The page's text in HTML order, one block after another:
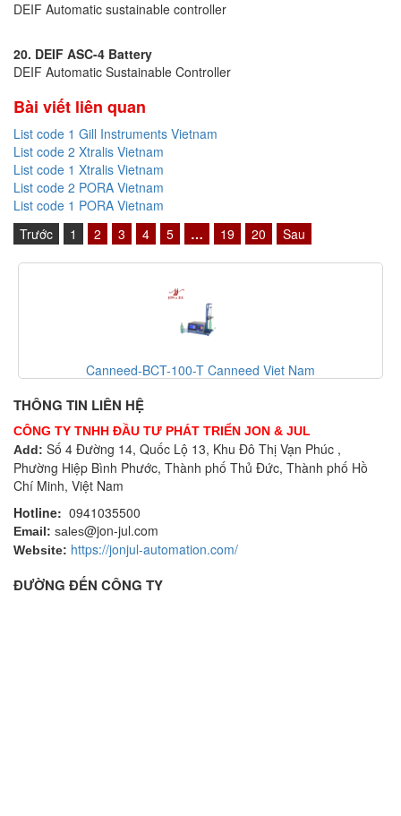
DEIF Automatic sustainable controller
20. DEIF ASC-4 Battery
DEIF Automatic Sustainable Controller
Bài viết liên quan
List code 1 Gill Instruments Vietnam
List code 2 Xtralis Vietnam
List code 1 Xtralis Vietnam
List code 2 PORA Vietnam
List code 1 PORA Vietnam
Trước
1 2 3 4 5 … 19 20 Sau
Canneed-BCT-100-T Canneed Viet Nam
THÔNG TIN LIÊN HỆ
CÔNG TY TNHH ĐẦU TƯ PHÁT TRIỂN JON & JUL
Add: Số 4 Đường 14, Quốc Lộ 13, Khu Đô Thị Vạn Phúc ,
Phường Hiệp Bình Phước, Thành phố Thủ Đức, Thành phố Hồ
Chí Minh, Việt Nam
Hotline: 0941035500
Email: sales@jon-jul.com
Website: https://jonjul-automation.com/
ĐƯỜNG ĐẾN CÔNG TY